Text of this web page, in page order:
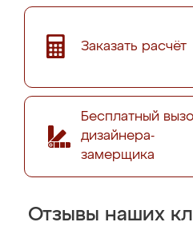
Заказать расчёт
Бесплатный
дизайнера-
замерщика
Отзывы наших